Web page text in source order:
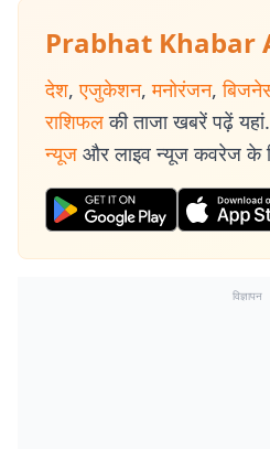
Prabhat Khabar
देश, एजुकेशन, मनोरंजन,
राशिफल की ताजा खबरें पढ़ें
न्यूज और लाइव न्यूज कवरेज के
विज्ञापन